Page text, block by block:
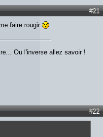
#21
faire rougir
Ou l'inverse allez savoir !
#22